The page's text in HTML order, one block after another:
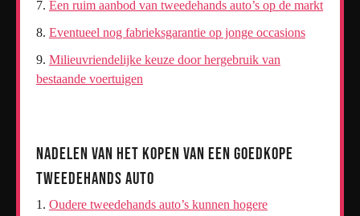
Een ruim aanbod van tweedehands auto’s op de markt
Eventueel nog fabrieksgarantie op jonge occasions
Milieuvriendelijke keuze door hergebruik van
bestaande voertuigen
Nadelen van het Kopen van een Goedkope
Tweedehands Auto
Oudere tweedehands auto’s kunnen hogere